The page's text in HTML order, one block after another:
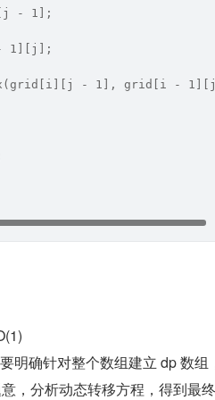
- 1];
1][j];
- 1], grid[i -
明确针对整个数组建立 dp 数组
，分析动态转移方程，得到最